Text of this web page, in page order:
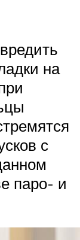
на
с
паро- и